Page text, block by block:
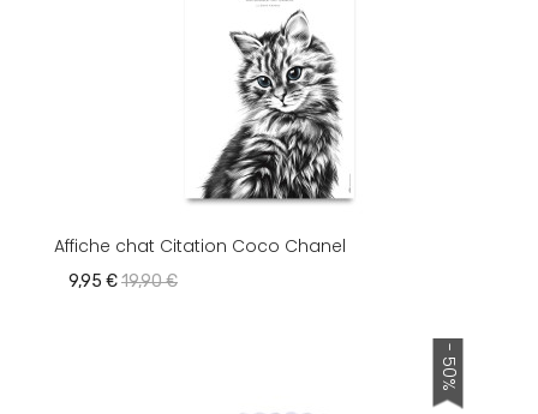
Affiche chat Citation Coco Chanel
9,95 €19,90 €
- 50%